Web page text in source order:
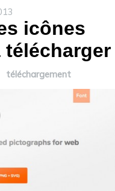
icônes
télécharger
téléchargement